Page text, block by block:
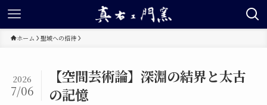
ホーム 聖域への招待
【空間芸術論】深淵の結界と太古
の記憶
2026
7/06